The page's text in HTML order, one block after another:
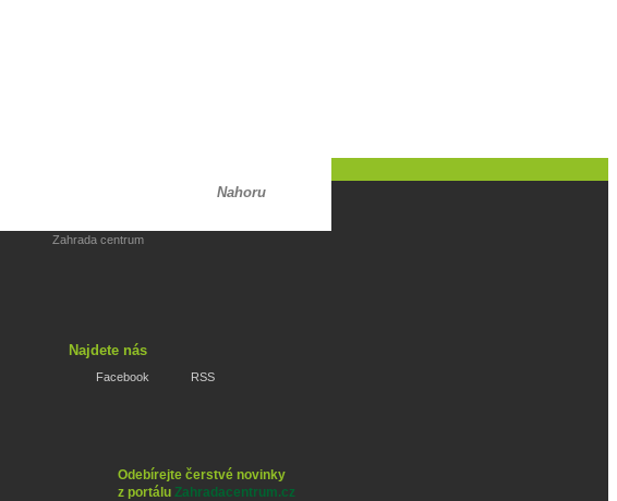
Nahoru
Zahrada centrum
Najdete nás
Facebook RSS
Odebírejte čerstvé novinky
z portálu Zahradacentrum.cz